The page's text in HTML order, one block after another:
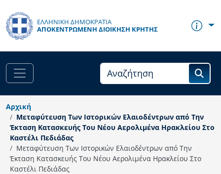
ΕΛΛΗΝΙΚΗ ΔΗΜΟΚΡΑΤΙΑ
ΑΠΟΚΕΝΤΡΩΜΈΝΗ ΔΙΟΊΚΗΣΗ ΚΡΉΤΗΣ
Αρχική
Mεταφύτευση Των Ιστορικών Ελαιοδέντρων από Την
Έκταση Κατασκευής Του Νέου Αερολιμένα Ηρακλείου Στο
Καστέλι Πεδιάδας
Mεταφύτευση Των Ιστορικών Ελαιοδέντρων από Την
Έκταση Κατασκευής Του Νέου Αερολιμένα Ηρακλείου Στο
Καστέλι Πεδιάδας